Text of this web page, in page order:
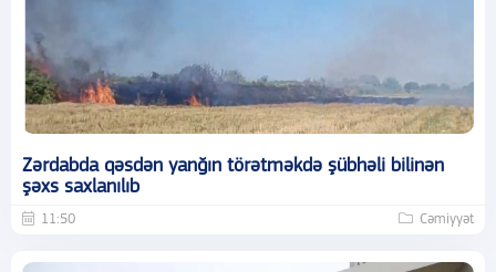
Zərdabda qəsdən yanğın törətməkdə şübhəli bilinən
şəxs saxlanılıb
11:50 Cəmiyyət